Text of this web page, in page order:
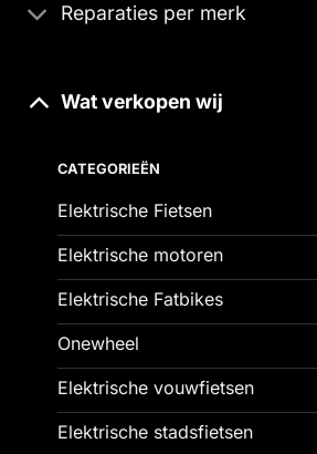
Reparaties per merk
Wat verkopen wij
CATEGORIEËN
Elektrische Fietsen
Elektrische motoren
Elektrische Fatbikes
Onewheel
Elektrische vouwfietsen
Elektrische stadsfietsen